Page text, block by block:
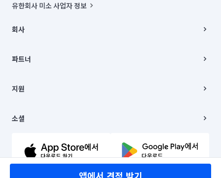
앱에서 견적 받기
유한회사 미소 사업자 정보
00019 |
주소 | 본사: 서울특별시 종로구 율곡로 6(중학동, 트윈트리빌딩) B동 5층
컨택센터 : 서울특별시 종로구 수송동 율곡로 24, 7층, 8층 미소
상품, 상품정보, 거래에 관한 의무와 책임은 거래당사자에게 있습니다.
언론 보도 관련 문의:
© 유한회사 미소. Miso, Inc. All Rights Reserved.
회사
채용
파트너
이사
지원
이용약관
문의하기
소셜
유튜브